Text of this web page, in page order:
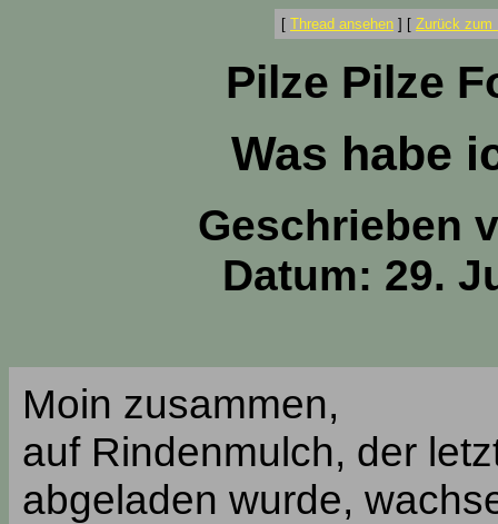
[ Thread ansehen ] [ Zurück zum
Pilze Pilze
Was habe
Geschrieben
Datum: 29.
Moin zusammen,
auf Rindenmulch, der
abgeladen wurde,